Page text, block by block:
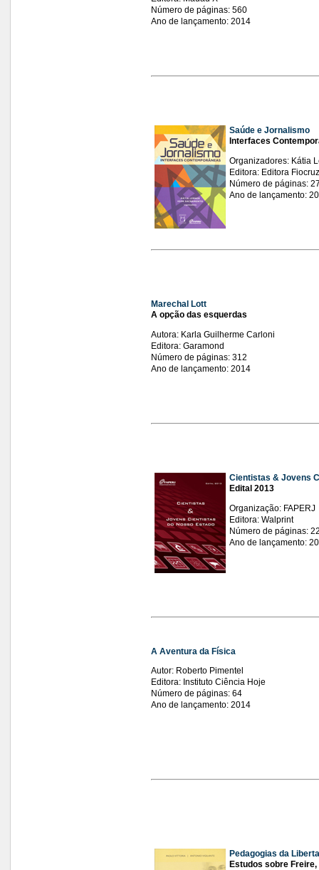
Número de páginas: 560
Ano de lançamento: 2014
Saúde e Jornalismo
Interfaces
Organizadores: Kátia
Editora: Editora Fiocruz
Número de páginas:
Ano de lançamento:
Marechal Lott
A opção das esquerdas
Autora: Karla Guilherme Carloni
Editora: Garamond
Número de páginas: 312
Ano de lançamento: 2014
Cientistas & Jovens
Edital 2013
Organização: FAPERJ
Editora: Walprint
Número de páginas:
Ano de lançamento:
A Aventura da Física
Autor: Roberto Pimentel
Editora: Instituto Ciência Hoje
Número de páginas: 64
Ano de lançamento: 2014
Pedagogias da
Estudos sobre